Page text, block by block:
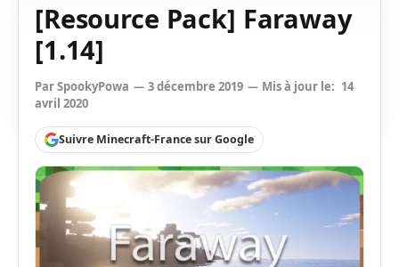
[Resource Pack] Faraway
[1.14]
ParSpookyPowa 3 décembre 2019 Mis à jour le: 14
avril 2020
Suivre Minecraft-France sur Google